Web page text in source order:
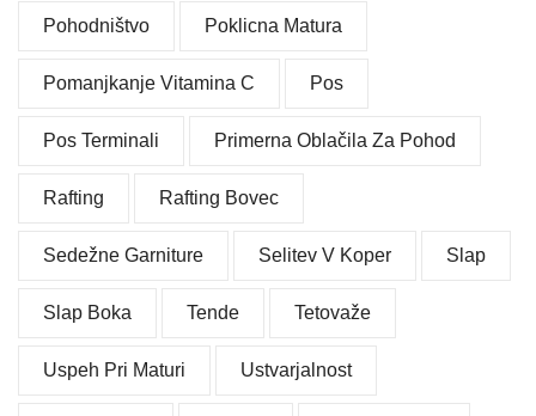
Pohodništvo Poklicna Matura
Pomanjkanje Vitamina C Pos
Pos Terminali Primerna Oblačila Za Pohod
Rafting Rafting Bovec
Sedežne Garniture Selitev V Koper Slap
Slap Boka Tende Tetovaže
Uspeh Pri Maturi Ustvarjalnost